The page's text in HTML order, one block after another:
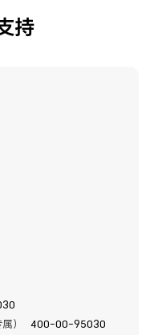
持
）
400-00-95030